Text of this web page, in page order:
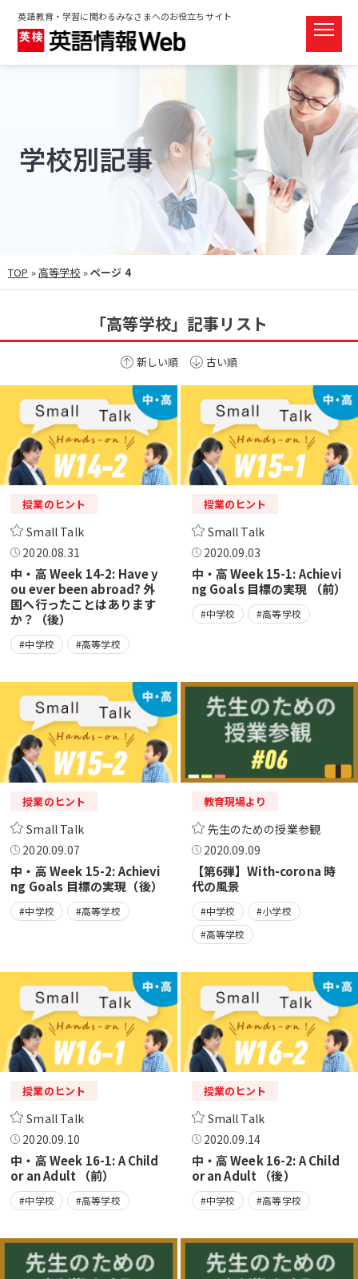
英語教育・学習に関わるみなさまへのお役立ちサイト
TOP » 高等学校 »ページ 4
「高等学校」記事リスト
新しい順 古い順
授業のヒント
Small Talk
2020.08.31
中・高 Week 14-2: Have y
ou ever been abroad? 外
国へ行ったことはあります
か？（後）
#中学校 #高等学校
授業のヒント
Small Talk
2020.09.03
中・高 Week 15-1: Achievi
ng Goals 目標の実現 （前）
#中学校 #高等学校
授業のヒント
Small Talk
2020.09.07
中・高 Week 15-2: Achievi
ng Goals 目標の実現（後）
#中学校 #高等学校
教育現場より
先生のための授業参観
2020.09.09
【第6弾】With-corona 時
代の風景
#中学校
#小学校
#高等学校
授業のヒント
Small Talk
2020.09.10
中・高 Week 16-1: A Child
or an Adult （前）
#中学校 #高等学校
授業のヒント
Small Talk
2020.09.14
中・高 Week 16-2: A Child
or an Adult （後）
#中学校 #高等学校